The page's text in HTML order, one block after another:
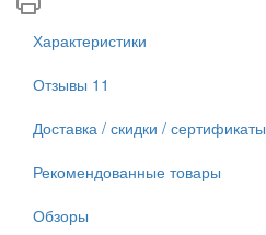
Характеристики
Отзывы 11
Доставка / скидки / сертификаты
Рекомендованные товары
Обзоры